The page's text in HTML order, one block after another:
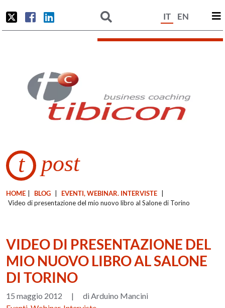
IT EN
t post
HOME BLOG EVENTI, WEBINAR. INTERVISTE
Video di presentazione del mio nuovo libro al Salone di Torino
VIDEO DI PRESENTAZIONE DEL
MIO NUOVO LIBRO AL SALONE
DI TORINO
15 maggio 2012 |
di Arduino Mancini